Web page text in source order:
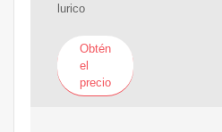
lurico
Obtén
el
precio